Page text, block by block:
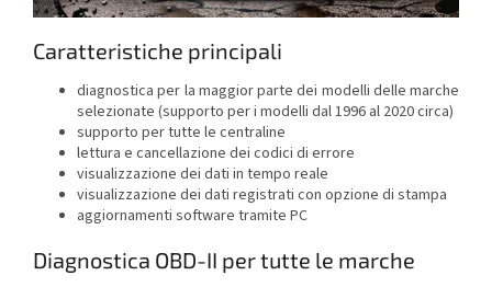
Caratteristiche principali
diagnostica per la maggior parte dei modelli delle marche
selezionate (supporto per i modelli dal 1996 al 2020 circa)
supporto per tutte le centraline
lettura e cancellazione dei codici di errore
visualizzazione dei dati in tempo reale
visualizzazione dei dati registrati con opzione di stampa
aggiornamenti software tramite PC
Diagnostica OBD-II per tutte le marche